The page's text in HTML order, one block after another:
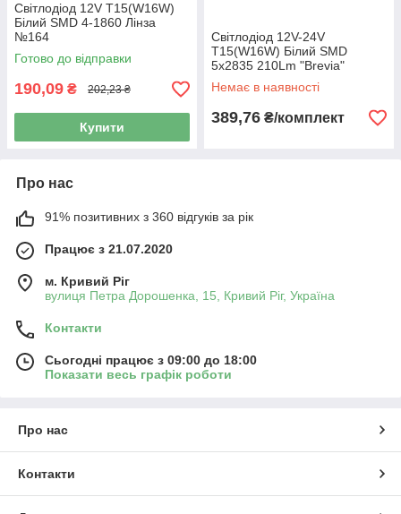
Світлодіод 12V T15(W16W)
Білий SMD 4-1860 Лінза
№164
Готово до відправки
190,09 ₴ 202,23 ₴
Купити
Світлодіод 12V-24V
T15(W16W) Білий SMD
5x2835 210Lm "Brevia"
CUNbus 10233X2 (2шт)
Немає в наявності
389,76 ₴/комплект
Про нас
91% позитивних з 360 відгуків за рік
Працює з 21.07.2020
м. Кривий Ріг
вулиця Петра Дорошенка, 15, Кривий Ріг, Україна
Контакти
Сьогодні працює з 09:00 до 18:00
Показати весь графік роботи
Про нас
Контакти